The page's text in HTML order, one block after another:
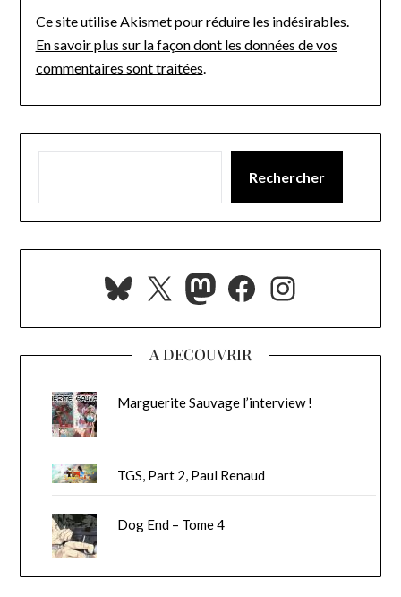
Ce site utilise Akismet pour réduire les indésirables.
En savoir plus sur la façon dont les données de vos
commentaires sont traitées.
Rechercher
Bluesky
X Mastodon
Facebook
A DECOUVRIR
Marguerite Sauvage l’interview !
TGS, Part 2, Paul Renaud
Dog End – Tome 4